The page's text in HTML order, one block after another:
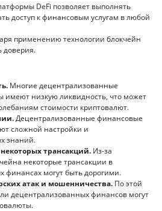
DeFi позволяет выполнять
доступ к финансовым услугам в любой
применению технологии блокчейн
доверия.
Многие децентрализованные
имеют низкую ликвидность, что может
стоимости криптовалют.
Децентрализованные финансовые
сложной настройки и
знаний.
трансакций. Из-за
некоторые трансакции в
финансах могут быть дорогими.
атак и мошенничества. По этой
децентрализованных финансов могут